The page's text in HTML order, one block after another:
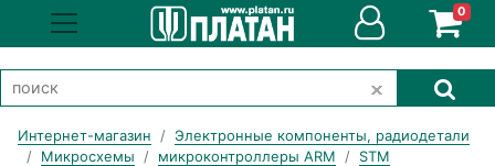
0
Интернет-магазин
Электронные компоненты, радиодетали
Микросхемы
микроконтроллеры ARM STM